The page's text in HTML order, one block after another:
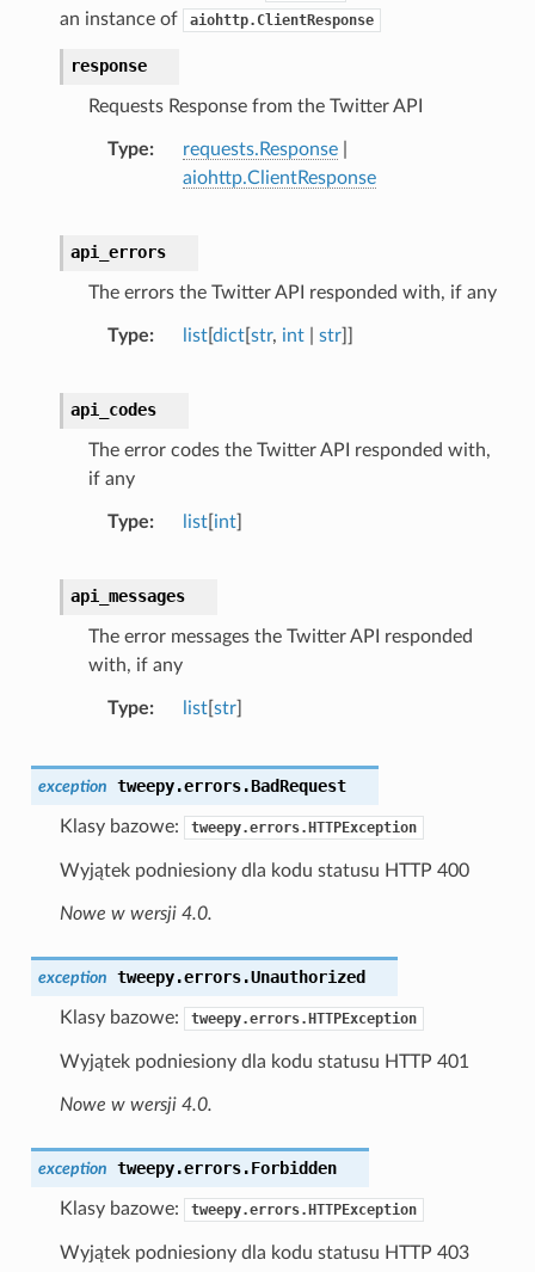
an instance of
aiohttp.ClientResponse
response
Requests Response from the Twitter API
Type requests.Response|
aiohttp.ClientResponse
api_errors
The errors the Twitter API responded with, if any
Type list[ dict[ str, int| str]]
api_codes
The error codes the Twitter API responded with,
if any
Type list[ int]
api_messages
The error messages the Twitter API responded
with, if any
Type list[ str]
exception tweepy.errors.BadRequest
Klasy bazowe: tweepy.errors.HTTPException
Wyjątek podniesiony dla kodu statusu HTTP 400
Nowe w wersji 4.0.
exception tweepy.errors.Unauthorized
Klasy bazowe: tweepy.errors.HTTPException
Wyjątek podniesiony dla kodu statusu HTTP 401
Nowe w wersji 4.0.
exception tweepy.errors.Forbidden
Klasy bazowe: tweepy.errors.HTTPException
Wyjątek podniesiony dla kodu statusu HTTP 403